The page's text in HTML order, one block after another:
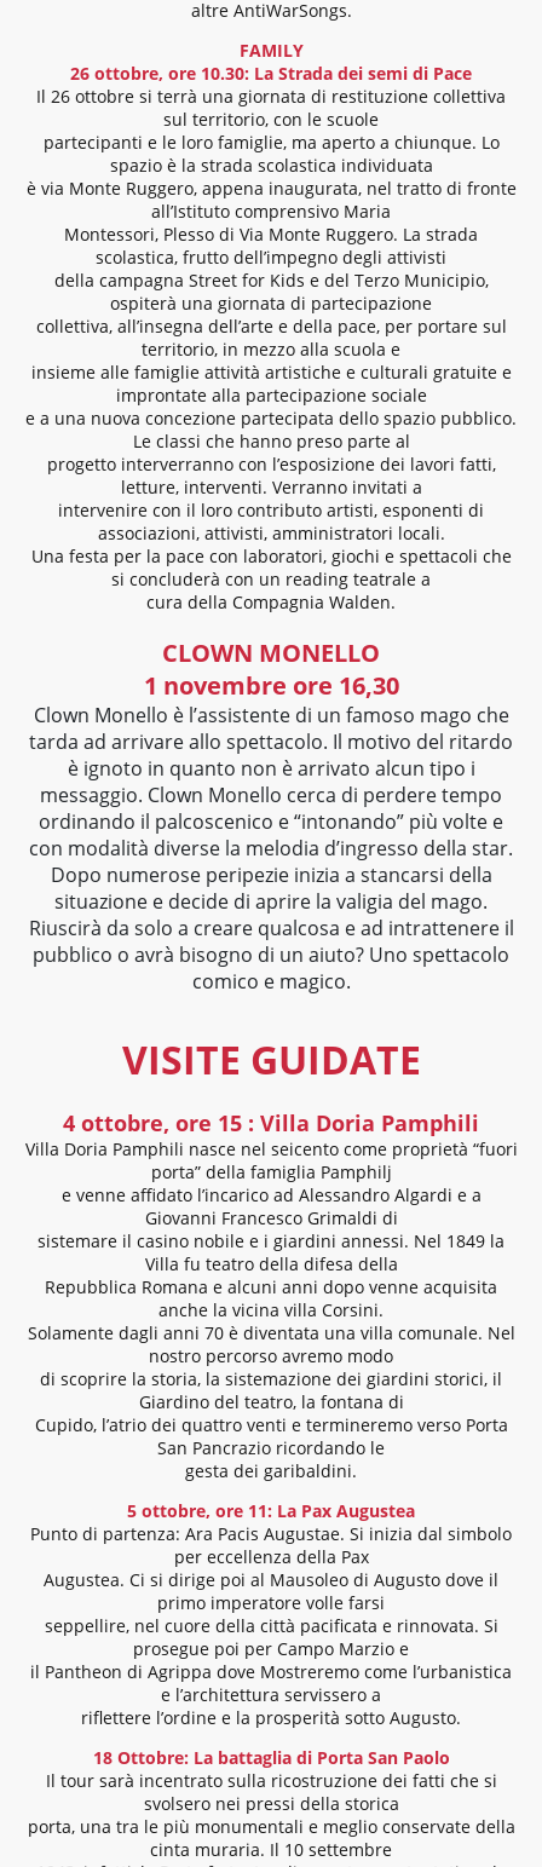
altre AntiWarSongs.
FAMILY
26 ottobre, ore 10.30: La Strada dei semi di Pace
Il 26 ottobre si terrà una giornata di restituzione collettiva
sul territorio, con le scuole
partecipanti e le loro famiglie, ma aperto a chiunque. Lo
spazio è la strada scolastica individuata
è via Monte Ruggero, appena inaugurata, nel tratto di fronte
all’Istituto comprensivo Maria
Montessori, Plesso di Via Monte Ruggero. La strada
scolastica, frutto dell’impegno degli attivisti
della campagna Street for Kids e del Terzo Municipio,
ospiterà una giornata di partecipazione
collettiva, all’insegna dell’arte e della pace, per portare sul
territorio, in mezzo alla scuola e
insieme alle famiglie attività artistiche e culturali gratuite e
improntate alla partecipazione sociale
e a una nuova concezione partecipata dello spazio pubblico.
Le classi che hanno preso parte al
progetto interverranno con l’esposizione dei lavori fatti,
letture, interventi. Verranno invitati a
intervenire con il loro contributo artisti, esponenti di
associazioni, attivisti, amministratori locali.
Una festa per la pace con laboratori, giochi e spettacoli che
si concluderà con un reading teatrale a
cura della Compagnia Walden.
CLOWN MONELLO
1 novembre ore 16,30
Clown Monello è l’assistente di un famoso mago che
tarda ad arrivare allo spettacolo. Il motivo del ritardo
è ignoto in quanto non è arrivato alcun tipo i
messaggio. Clown Monello cerca di perdere tempo
ordinando il palcoscenico e “intonando” più volte e
con modalità diverse la melodia d’ingresso della star.
Dopo numerose peripezie inizia a stancarsi della
situazione e decide di aprire la valigia del mago.
Riuscirà da solo a creare qualcosa e ad intrattenere il
pubblico o avrà bisogno di un aiuto? Uno spettacolo
comico e magico.
VISITE GUIDATE
4 ottobre, ore 15 : Villa Doria Pamphili
Villa Doria Pamphili nasce nel seicento come proprietà “fuori
porta” della famiglia Pamphilj
e venne affidato l’incarico ad Alessandro Algardi e a
Giovanni Francesco Grimaldi di
sistemare il casino nobile e i giardini annessi. Nel 1849 la
Villa fu teatro della difesa della
Repubblica Romana e alcuni anni dopo venne acquisita
anche la vicina villa Corsini.
Solamente dagli anni 70 è diventata una villa comunale. Nel
nostro percorso avremo modo
di scoprire la storia, la sistemazione dei giardini storici, il
Giardino del teatro, la fontana di
Cupido, l’atrio dei quattro venti e termineremo verso Porta
San Pancrazio ricordando le
gesta dei garibaldini.
5 ottobre, ore 11: La Pax Augustea
Punto di partenza: Ara Pacis Augustae. Si inizia dal simbolo
per eccellenza della Pax
Augustea. Ci si dirige poi al Mausoleo di Augusto dove il
primo imperatore volle farsi
seppellire, nel cuore della città pacificata e rinnovata. Si
prosegue poi per Campo Marzio e
il Pantheon di Agrippa dove Mostreremo come l’urbanistica
e l’architettura servissero a
riflettere l’ordine e la prosperità sotto Augusto.
18 Ottobre: La battaglia di Porta San Paolo
Il tour sarà incentrato sulla ricostruzione dei fatti che si
svolsero nei pressi della storica
porta, una tra le più monumentali e meglio conservate della
cinta muraria. Il 10 settembre